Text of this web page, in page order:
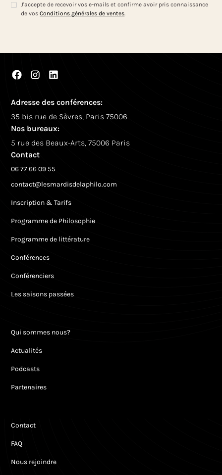
J'accepte de recevoir vos e-mails et confirme avoir pris connaissance
de vosConditions générales de ventes.
Adresse des conférences:
35 bis rue de Sèvres, Paris 75006
Nos bureaux:
5 rue des Beaux-Arts, 75006 Paris
Contact
06 77 66 09 55
contact@lesmardisdelaphilo.com
Inscription & Tarifs
Programme de Philosophie
Programme de littérature
Conférences
Conférenciers
Les saisons passées
Qui sommes nous?
Actualités
Podcasts
Partenaires
Contact
FAQ
Nous rejoindre